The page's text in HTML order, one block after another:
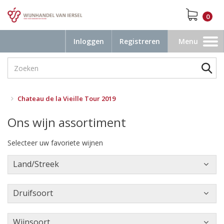
0
Inloggen Registreren
Toggle
navigation
Menu
Chateau de la Vieille Tour 2019
Ons wijn assortiment
Selecteer uw favoriete wijnen
Land/Streek
Druifsoort